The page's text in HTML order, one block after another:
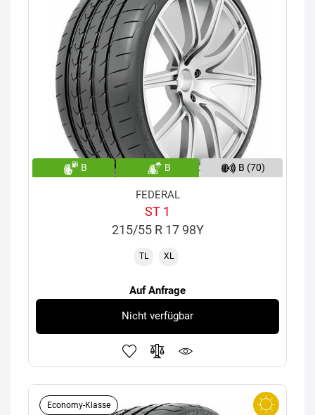
B B B (70)
FEDERAL
ST 1
215/55 R 17 98Y
TL XL
Auf Anfrage
Nicht verfügbar
Economy-Klasse